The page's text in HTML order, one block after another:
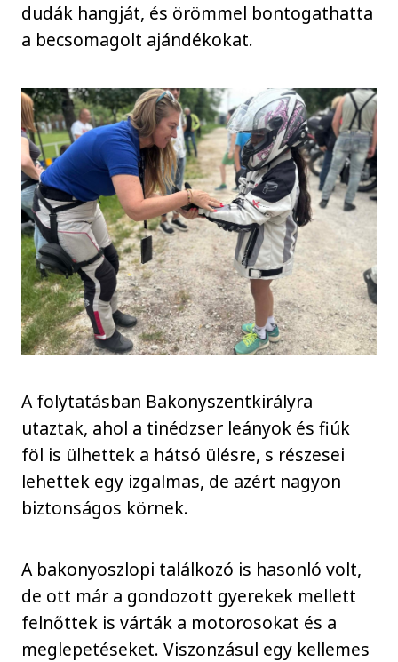
dudák hangját, és örömmel bontogathatta
a becsomagolt ajándékokat.
A folytatásban Bakonyszentkirályra
utaztak, ahol a tinédzser leányok és fiúk
föl is ülhettek a hátsó ülésre, s részesei
lehettek egy izgalmas, de azért nagyon
biztonságos körnek.
A bakonyoszlopi találkozó is hasonló volt,
de ott már a gondozott gyerekek mellett
felnőttek is várták a motorosokat és a
meglepetéseket. Viszonzásul egy kellemes